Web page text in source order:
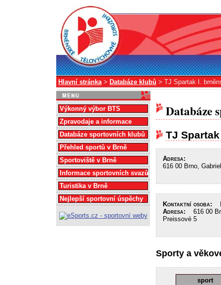
Hlavní stránka> Databáze klubů > TJ Spartak I.
Databáze
TJ
Adresa:
616 00 Brno,
Kontaktní osoba:
Adresa: 616 00
Preissové 5
Sporty a
sport
Výkonný výbor BTS
Zpravodaje a informace
Databáze sportovních klubů
Přehled sportů v Brně
Sportoviště v Brně
Informace sportovních svazů
Turistika v Brně
Nejlepší sportovní úspěchy